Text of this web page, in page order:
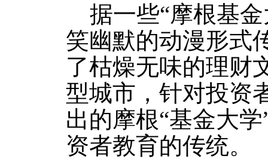
据一些“摩根基金
笑幽默的动漫形式
了枯燥无味的理财
型城市，针对投资
出的摩根“基金大
资者教育的传统。